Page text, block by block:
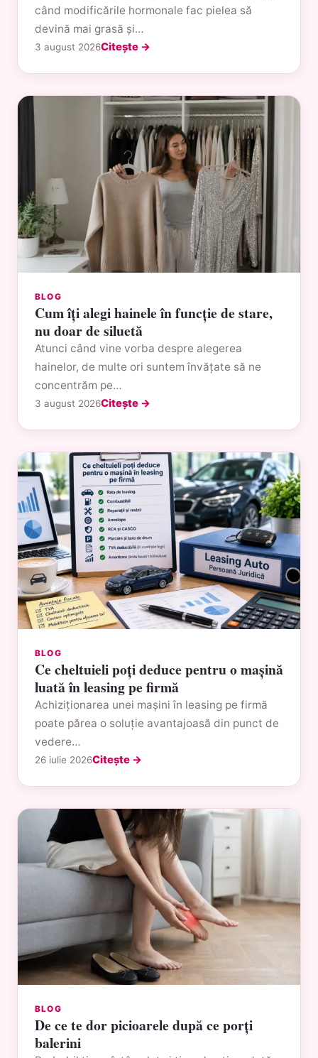
când modificările hormonale fac pielea să
devină mai grasă și…
3 august 2026Citește →
BLOG
Cum îți alegi hainele în funcție de stare,
nu doar de siluetă
Atunci când vine vorba despre alegerea
hainelor, de multe ori suntem învățate să ne
concentrăm pe…
3 august 2026Citește →
BLOG
Ce cheltuieli poți deduce pentru o mașină
luată în leasing pe firmă
Achiziționarea unei mașini în leasing pe firmă
poate părea o soluție avantajoasă din punct de
vedere…
26 iulie 2026Citește →
BLOG
De ce te dor picioarele după ce porți
balerini